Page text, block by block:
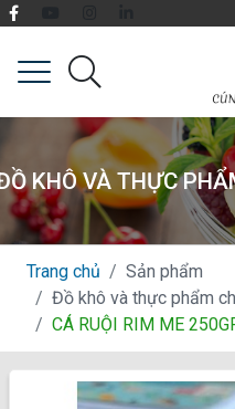
KHÔ VÀ THỰC
Trang chủ
Sản phẩm
Đồ khô và thực phẩm
CÁ RUỘI RIM ME